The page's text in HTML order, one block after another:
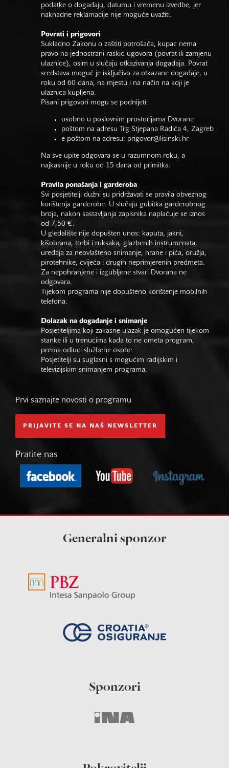
podatke o događaju, datumu i vremenu izvedbe, jer
naknadne reklamacije nije moguće uvažiti.
Povrati i prigovori
Sukladno Zakonu o zaštiti potrošača, kupac nema
pravo na jednostrani raskid ugovora (povrat ili zamjenu
ulaznice), osim u slučaju otkazivanja događaja. Povrat
sredstava moguć je isključivo za otkazane događaje, u
roku od 60 dana, na mjestu i na način na koji je
ulaznica kupljena.
Pisani prigovori mogu se podnijeti:
osobno u poslovnim prostorijama Dvorane
poštom na adresu Trg Stjepana Radića 4, Zagreb
e-poštom na adresu: prigovor@lisinski.hr
Na sve upite odgovara se u razumnom roku, a
najkasnije u roku od 15 dana od primitka.
Pravila ponašanja i garderoba
Svi posjetitelji dužni su pridržavati se pravila obveznog
korištenja garderobe. U slučaju gubitka garderobnog
broja, nakon sastavljanja zapisnika naplaćuje se iznos
od 7,50 €.
U gledalište nije dopušten unos: kaputa, jakni,
kišobrana, torbi i ruksaka, glazbenih instrumenata,
uređaja za neovlašteno snimanje, hrane i pića, oružja,
pirotehnike, cvijeća i drugih neprimjerenih predmeta.
Za nepohranjene i izgubljene stvari Dvorana ne
odgovara.
Tijekom programa nije dopušteno korištenje mobilnih
telefona.
Dolazak na događanje i snimanje
Posjetiteljima koji zakasne ulazak je omogućen tijekom
stanke ili u trenucima kada to ne ometa program,
prema odluci službene osobe.
Posjetitelji su suglasni s mogućim radijskim i
televizijskim snimanjem programa.
Prvi saznajte novosti o programu
PRIJAVITE SE NA NAŠ NEWSLETTER
Pratite nas
Generalni sponzor
Sponzori